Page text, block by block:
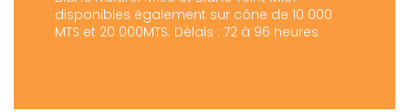
disponibles également sur cône de 10 000
MTS et 20 000MTS. Délais : 72 à 96 heures